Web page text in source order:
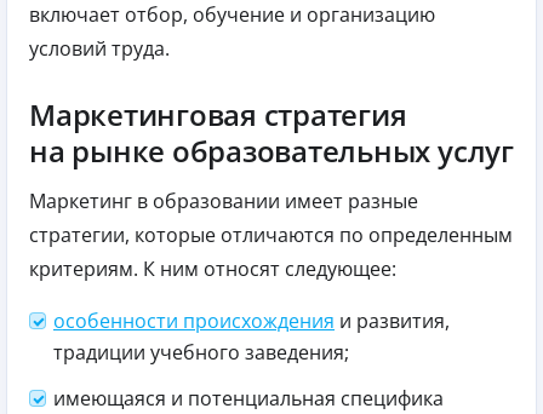
включает отбор, обучение и организацию
условий труда.
Маркетинговая стратегия
на рынке образовательных услуг
Маркетинг в образовании имеет разные
стратегии, которые отличаются по определенным
критериям. К ним относят следующее:
особенности происхождения и развития,
традиции учебного заведения;
имеющаяся и потенциальная специфика